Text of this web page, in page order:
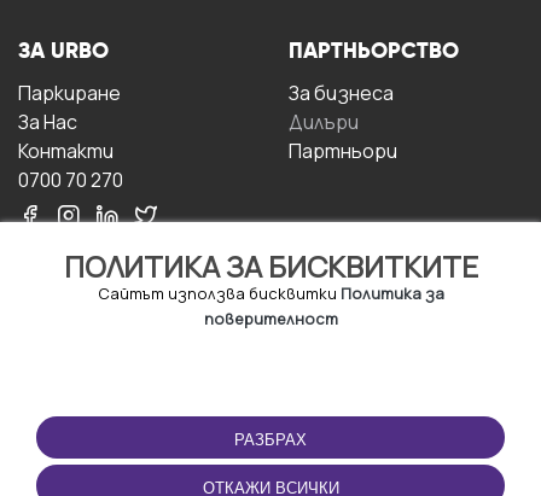
ПОЛИТИКА ЗА БИСКВИТКИТЕ
Сайтът използва бисквитки Политика за
поверителност
РАЗБРАХ
ОТКАЖИ ВСИЧКИ
ЗА URBO
Паркиране
За Hас
Контакти
0700 70 270
ПАРТНЬОРСТВО
За бизнесa
Дилъри
Партньори
ПОЛЗВАНЕ
Правила и условия за
ползване
ПРИЛОЖЕНИЕТО